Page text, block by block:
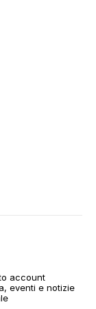
account
eventi e notizie